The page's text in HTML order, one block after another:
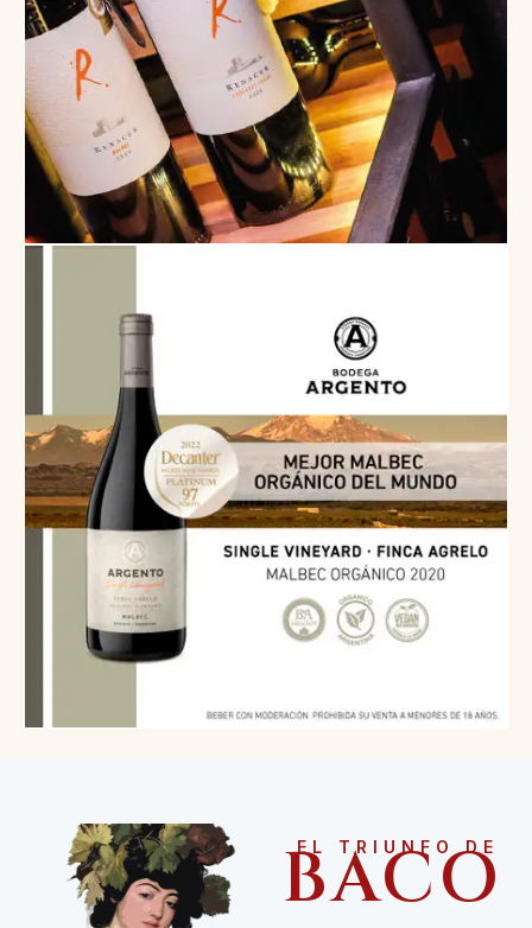
EL TRIUNFO DE
BACO